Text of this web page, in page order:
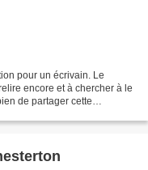
pour un écrivain. Le
encore et à chercher à le
de partager cette